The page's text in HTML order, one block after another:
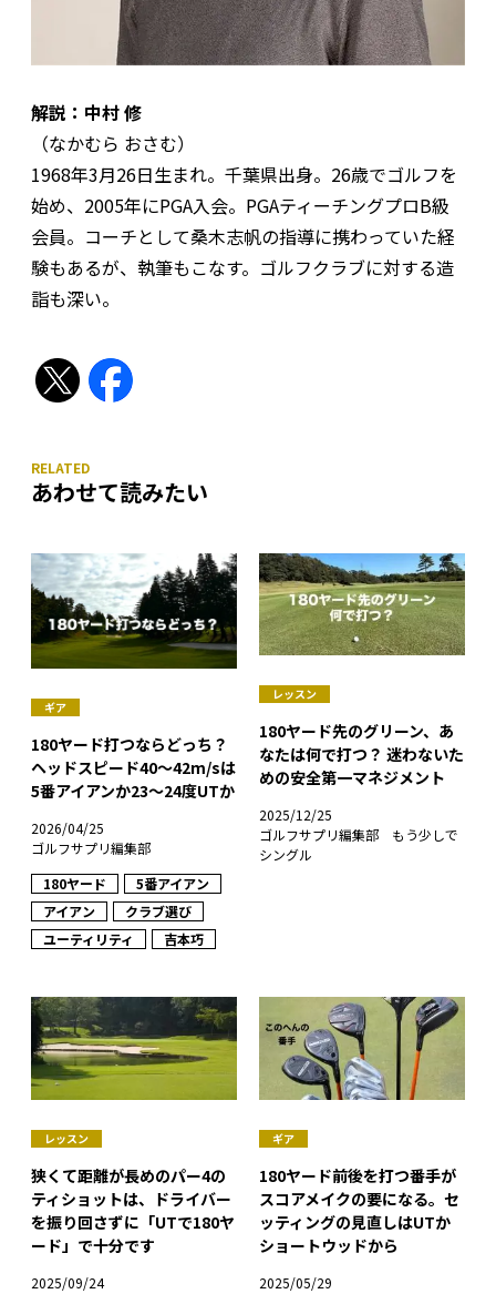
解説：中村 修
（なかむら おさむ）
1968年3月26日生まれ。千葉県出身。26歳でゴルフを
始め、2005年にPGA入会。PGAティーチングプロB級
会員。コーチとして桑木志帆の指導に携わっていた経
験もあるが、執筆もこなす。ゴルフクラブに対する造
詣も深い。
あわせて読みたい
ギア
180ヤード打つならどっち？
ヘッドスピード40〜42m/sは
5番アイアンか23〜24度UTか
2026/04/25
ゴルフサプリ編集部
180ヤード
5番アイアン
アイアン
クラブ選び
ユーティリティ
吉本巧
レッスン
180ヤード先のグリーン、あ
なたは何で打つ？ 迷わないた
めの安全第一マネジメント
2025/12/25
ゴルフサプリ編集部 もう少しで
シングル
レッスン
狭くて距離が長めのパー4の
ティショットは、ドライバー
を振り回さずに「UTで180ヤ
ード」で十分です
2025/09/24
ギア
180ヤード前後を打つ番手が
スコアメイクの要になる。セ
ッティングの見直しはUTか
ショートウッドから
2025/05/29